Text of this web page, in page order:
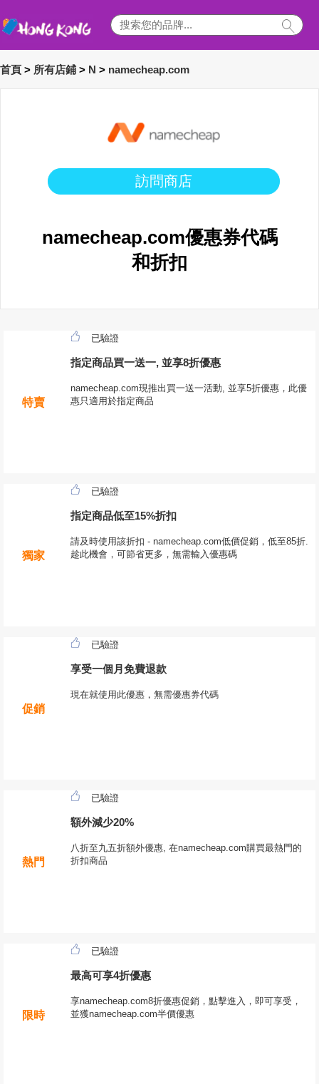
首頁 > 所有店鋪 > N > namecheap.com
訪問商店
namecheap.com優惠券代碼
和折扣
特賣
已驗證
指定商品買一送一, 並享8折優惠
namecheap.com現推出買一送一活動, 並享5折優惠，此優
惠只適用於指定商品
獨家
已驗證
指定商品低至15%折扣
請及時使用該折扣 - namecheap.com低價促銷，低至85折.
趁此機會，可節省更多，無需輸入優惠碼
促銷
已驗證
享受一個月免費退款
現在就使用此優惠，無需優惠券代碼
熱門
已驗證
額外減少20%
八折至九五折額外優惠, 在namecheap.com購買最熱門的
折扣商品
限時
已驗證
最高可享4折優惠
享namecheap.com8折優惠促銷，點擊進入，即可享受，
並獲namecheap.com半價優惠